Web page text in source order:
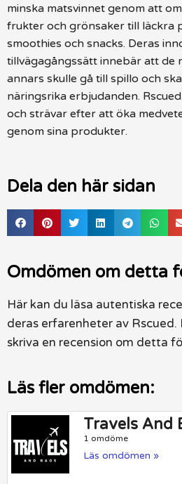
minska matsvinnet genom att
frukter och grönsaker till läckra
smoothies och snacks. Deras
tillvägagångssätt innebär att de
annars skulle gå till spillo och
näringsrika erbjudanden.
och strävar efter att öka
genom sina produkter.
Dela den här sidan
Omdömen om detta
Här kan du läsa autentiska
deras erfarenheter av
skriva en recension om detta
Läs fler omdömen:
Travels And
1 omdöme
Läs omdömen »